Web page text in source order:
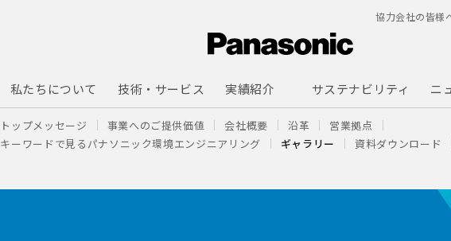
私たちについて 技術・サービス 実績紹介 サステナビリティ ニ
協力会社の皆様
トップメッセージ 事業へのご提供価値 会社概要 沿革
営業拠点
キーワードで見るパナソニック環境エンジニアリング
ギャラリー 資料ダウンロード